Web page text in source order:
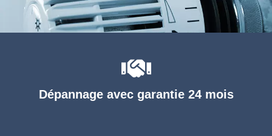
Dépannage avec garantie 24 mois